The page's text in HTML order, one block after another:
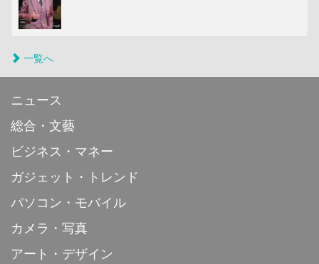
一覧へ
ニュース
総合・文藝
ビジネス・マネー
ガジェット・トレンド
パソコン・モバイル
カメラ・写真
アート・デザイン